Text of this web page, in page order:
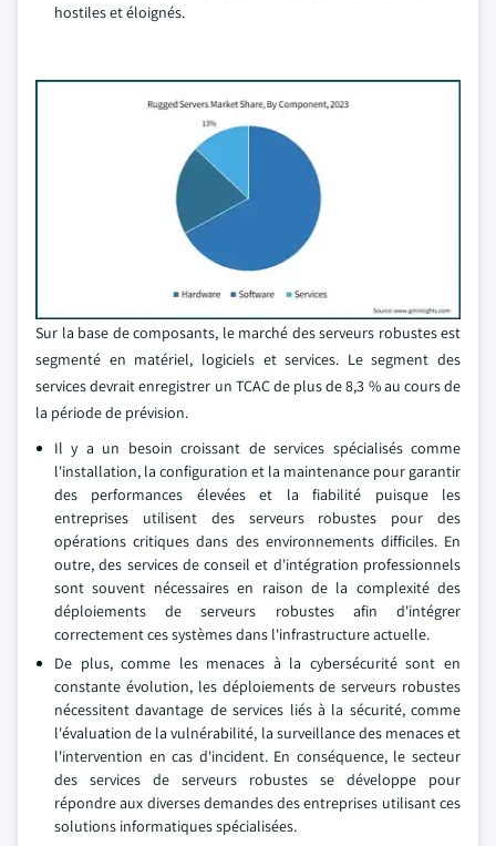
hostiles et éloignés.
Sur la base de composants, le marché des serveurs robustes est
segmenté en matériel, logiciels et services. Le segment des
services devrait enregistrer un TCAC de plus de 8,3 % au cours de
la période de prévision.
Il y a un besoin croissant de services spécialisés comme
l'installation, la configuration et la maintenance pour garantir
des performances élevées et la fiabilité puisque les
entreprises utilisent des serveurs robustes pour des
opérations critiques dans des environnements difficiles. En
outre, des services de conseil et d'intégration professionnels
sont souvent nécessaires en raison de la complexité des
déploiements de serveurs robustes afin d'intégrer
correctement ces systèmes dans l'infrastructure actuelle.
De plus, comme les menaces à la cybersécurité sont en
constante évolution, les déploiements de serveurs robustes
nécessitent davantage de services liés à la sécurité, comme
l'évaluation de la vulnérabilité, la surveillance des menaces et
l'intervention en cas d'incident. En conséquence, le secteur
des services de serveurs robustes se développe pour
répondre aux diverses demandes des entreprises utilisant ces
solutions informatiques spécialisées.